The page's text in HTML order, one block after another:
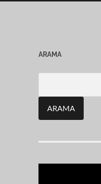
ARAMA